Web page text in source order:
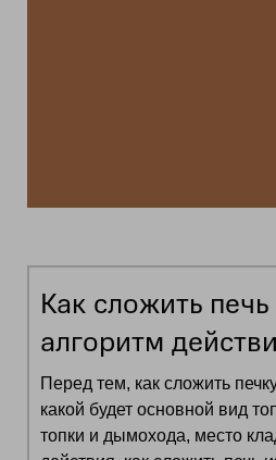
Как сложить
алгоритм
Перед тем, как сложить
какой будет основной вид
топки и дымохода, место